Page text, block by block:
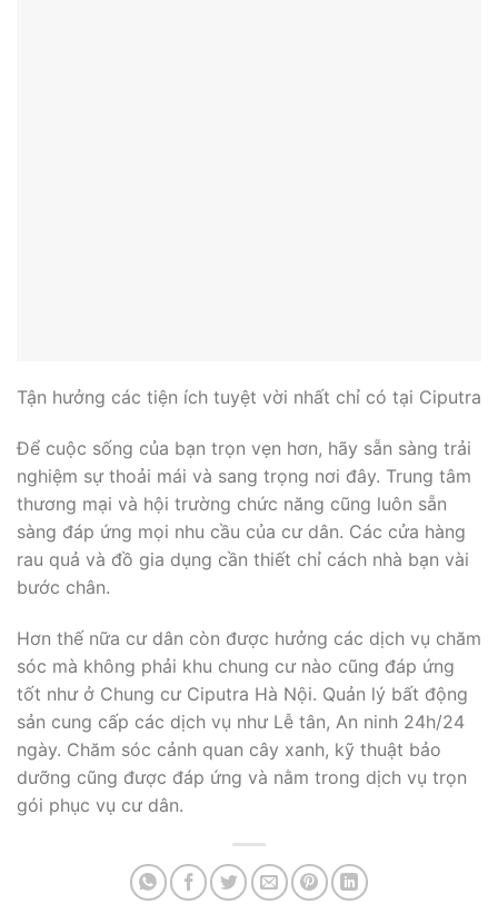
Tận hưởng các tiện ích tuyệt vời nhất chỉ có tại Ciputra
Để cuộc sống của bạn trọn vẹn hơn, hãy sẵn sàng trải
nghiệm sự thoải mái và sang trọng nơi đây. Trung tâm
thương mại và hội trường chức năng cũng luôn sẵn
sàng đáp ứng mọi nhu cầu của cư dân. Các cửa hàng
rau quả và đồ gia dụng cần thiết chỉ cách nhà bạn vài
bước chân.
Hơn thế nữa cư dân còn được hưởng các dịch vụ chăm
sóc mà không phải khu chung cư nào cũng đáp ứng
tốt như ở Chung cư Ciputra Hà Nội. Quản lý bất động
sản cung cấp các dịch vụ như Lễ tân, An ninh 24h/24
ngày. Chăm sóc cảnh quan cây xanh, kỹ thuật bảo
dưỡng cũng được đáp ứng và nằm trong dịch vụ trọn
gói phục vụ cư dân.